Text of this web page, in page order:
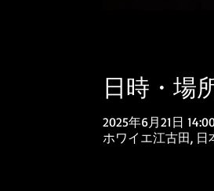
日時・場
2025年6月21日
ホワイエ江古田, 日